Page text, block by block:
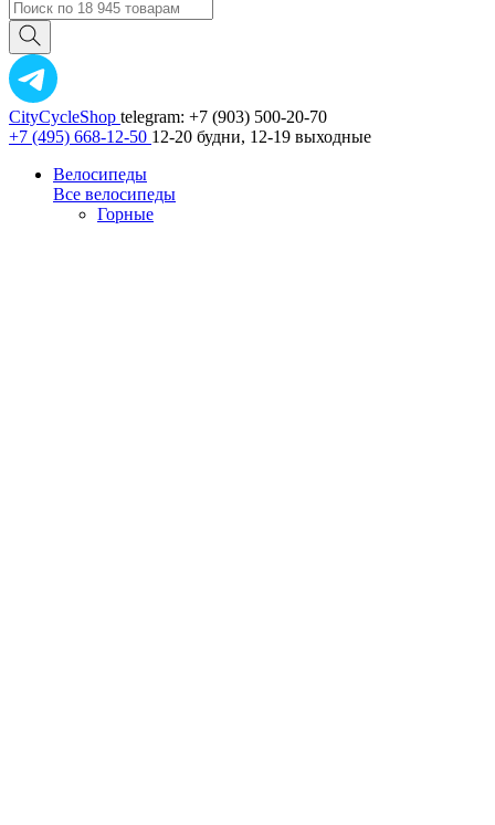
CityCycleShop telegram: +7 (903) 500-20-70
+7 (495) 668-12-50 12-20 будни, 12-19 выходные
Велосипеды
Все велосипеды
Горные